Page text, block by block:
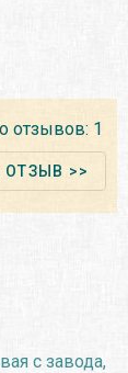
отзывов: 1
>>
с завода,